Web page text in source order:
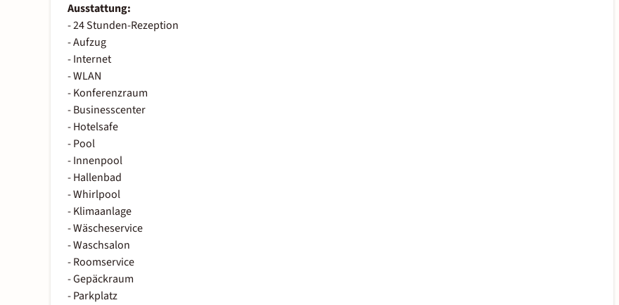
Ausstattung:
- 24 Stunden-Rezeption
- Aufzug
- Internet
- WLAN
- Konferenzraum
- Businesscenter
- Hotelsafe
- Pool
- Innenpool
- Hallenbad
- Whirlpool
- Klimaanlage
- Wäscheservice
- Waschsalon
- Roomservice
- Gepäckraum
- Parkplatz